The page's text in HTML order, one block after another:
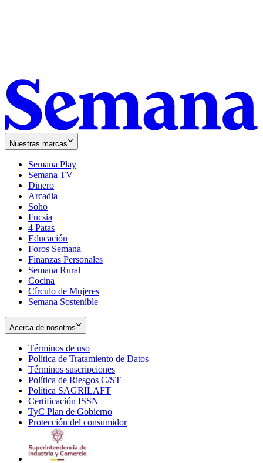
Nuestras marcas
Semana Play
Semana TV
Dinero
Arcadia
Soho
in
new
window
Fucsia
in
new
window
4 Patas
Educación
Foros Semana
Finanzas Personales
Semana Rural
Cocina
Círculo de Mujeres
Semana Sostenible
Acerca de nosotros
Términos de uso
in
new
window
Política de Tratamiento de Datos
Términos suscripciones
in
Política de Riesgos C/ST
Política SAGRILAFT
new
window
Certificación ISSN
in
new
TyC Plan de Gobierno
in
Protección del consumidorOpens